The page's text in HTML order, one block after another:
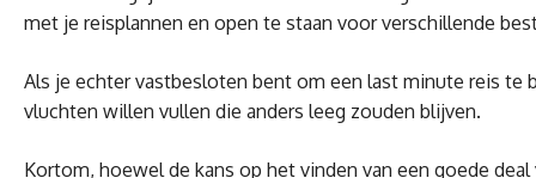
met je reisplannen en open te staan voor verschillende
Als je echter vastbesloten bent om een last minute reis te
vluchten willen vullen die anders leeg zouden blijven.
Kortom, hoewel de kans op het vinden van een goede